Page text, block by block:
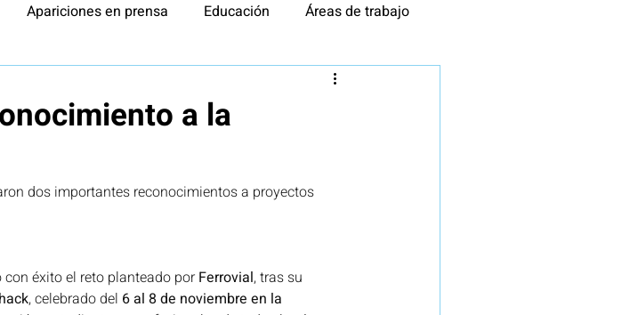
Apariciones en prensa Educación Áreas de trabajo
Ética y Responsabilidad
inteligen Proyecto cAIre
a la
dos importantes reconocimientos a proyectos
éxito el reto planteado por Ferrovial, tras su
, celebrado del 6 al 8 de noviembre en la